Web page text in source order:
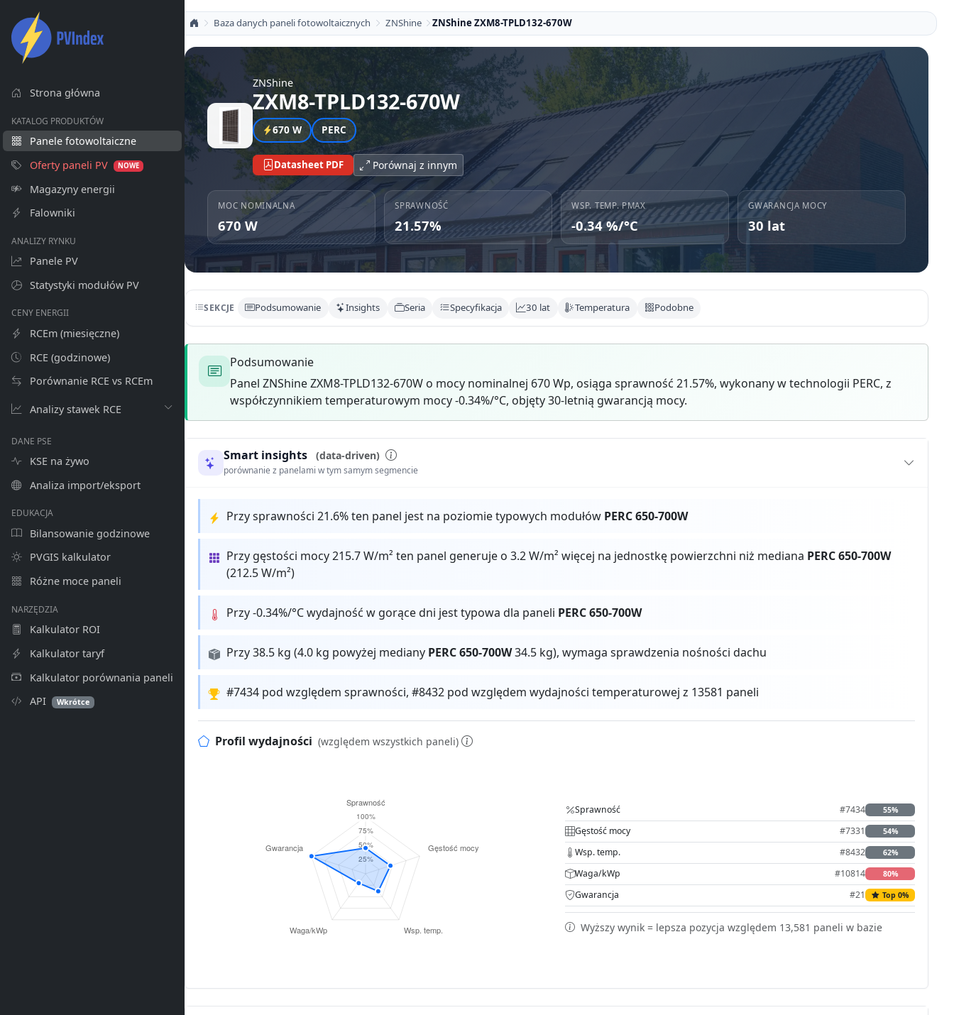
Strona główna
KATALOG PRODUKTÓW
Panele fotowoltaiczne
Oferty paneli PV
NOWE
Magazyny energii
Falowniki
ANALIZY RYNKU
Panele PV
Statystyki modułów PV
CENY ENERGII
RCEm (miesięczne)
RCE (godzinowe)
Porównanie RCE vs RCEm
Analizy stawek RCE
DANE PSE
KSE na żywo
Analiza import/eksport
EDUKACJA
Bilansowanie godzinowe
PVGIS kalkulator
Różne moce paneli
NARZĘDZIA
Kalkulator ROI
Kalkulator taryf
Kalkulator porównania paneli
API
Wkrótce
Baza danych paneli fotowoltaicznych ZNShine ZNShine ZXM8-TPLD132-670W
ZNShine
ZXM8-TPLD132-670W
670 W PERC
Datasheet PDF Porównaj z innym
MOC NOMINALNA
670 W
SPRAWNOŚĆ
21.57%
WSP. TEMP. PMAX
-0.34 %/°C
GWARANCJA MOCY
30 lat
SEKCJE Podsumowanie Insights Seria Specyfikacja 30 lat Temperatura Podobne
Podsumowanie
Panel ZNShine ZXM8-TPLD132-670W o mocy nominalnej 670 Wp, osiąga sprawność 21.57%, wykonany w technologii PERC, z
współczynnikiem temperaturowym mocy -0.34%/°C, objęty 30-letnią gwarancją mocy.
Smart insights (data-driven)
porównanie z panelami w tym samym segmencie
Przy sprawności 21.6% ten panel jest na poziomie typowych modułów PERC 650-700W
Przy gęstości mocy 215.7 W/m² ten panel generuje o 3.2 W/m² więcej na jednostkę powierzchni niż mediana PERC 650-700W
(212.5 W/m²)
Przy -0.34%/°C wydajność w gorące dni jest typowa dla paneli PERC 650-700W
Przy 38.5 kg (4.0 kg powyżej mediany PERC 650-700W34.5 kg), wymaga sprawdzenia nośności dachu
#7434 pod względem sprawności, #8432 pod względem wydajności temperaturowej z 13581 paneli
Profil wydajności (względem wszystkich paneli)
Sprawność #7434 55%
Gęstość mocy #7331 54%
Wsp. temp. #8432 62%
Waga/kWp #10814 80%
Gwarancja #21 Top 0%
Wyższy wynik = lepsza pozycja względem 13,581 paneli w bazie